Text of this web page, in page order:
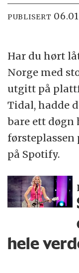
PUBLISERT
Har du hørt
Norge med
utgitt på
Tidal, hadde
bare ett døgn
på Spotify.
hele